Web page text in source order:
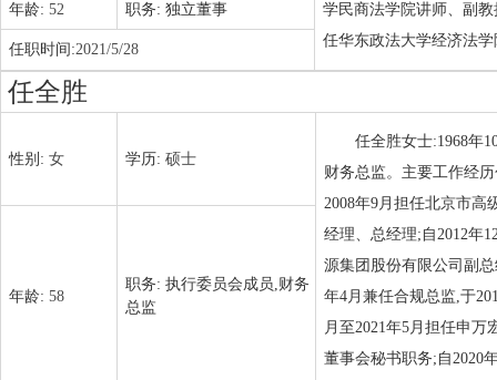
学民商法学院讲师、副
任华东政法大学经济法
年龄: 52 职务: 独立董事
任职时间:2021/5/28
任全胜
性别: 女 学历: 硕士
任全胜女士:1968年
财务总监。主要工作经
2008年9月担任北京市高
经理、总经理;自2012年
源集团股份有限公司副
年4月兼任合规总监,于
月至2021年5月担任申万
董事会秘书职务;自2020
年龄: 58
职务: 执行委员会成员,财务
总监